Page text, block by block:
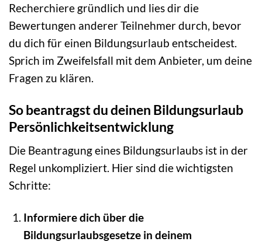
Recherchiere gründlich und lies dir die
Bewertungen anderer Teilnehmer durch, bevor
du dich für einen Bildungsurlaub entscheidest.
Sprich im Zweifelsfall mit dem Anbieter, um deine
Fragen zu klären.
So beantragst du deinen Bildungsurlaub
Persönlichkeitsentwicklung
Die Beantragung eines Bildungsurlaubs ist in der
Regel unkompliziert. Hier sind die wichtigsten
Schritte:
Informiere dich über die
Bildungsurlaubsgesetze in deinem